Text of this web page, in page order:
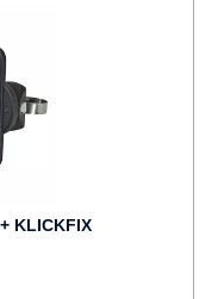
KLICKFIX